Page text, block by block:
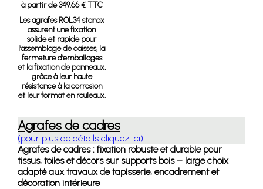
à partir de 349.66 € TTC
Les agrafes ROL34 stanox
assurent une fixation
solide et rapide pour
l’assemblage de caisses, la
fermeture d’emballages
et la fixation de panneaux,
grâce à leur haute
résistance à la corrosion
et leur format en rouleaux.
Agrafes de cadres
(pour plus de détails cliquez ici)
Agrafes de cadres : fixation robuste et durable pour
tissus, toiles et décors sur supports bois – large choix
adapté aux travaux de tapisserie, encadrement et
décoration intérieure